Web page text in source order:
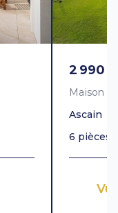
2 990
Maison à
Ascain
6 pièces